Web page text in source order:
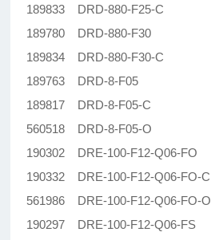
189833 DRD-880-F25-C
189780 DRD-880-F30
189834 DRD-880-F30-C
189763 DRD-8-F05
189817 DRD-8-F05-C
560518 DRD-8-F05-O
190302 DRE-100-F12-Q06-FO
190332 DRE-100-F12-Q06-FO-C
561986 DRE-100-F12-Q06-FO-O
190297 DRE-100-F12-Q06-FS